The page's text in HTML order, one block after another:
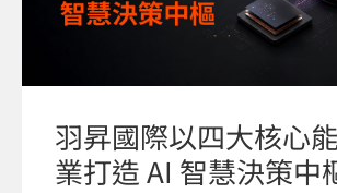
羽昇國際以四大核心
業打造 AI 智慧決策中